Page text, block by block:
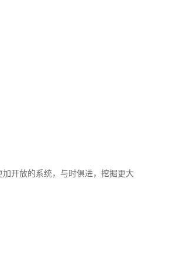
开放的系统，与时俱进，挖掘更大